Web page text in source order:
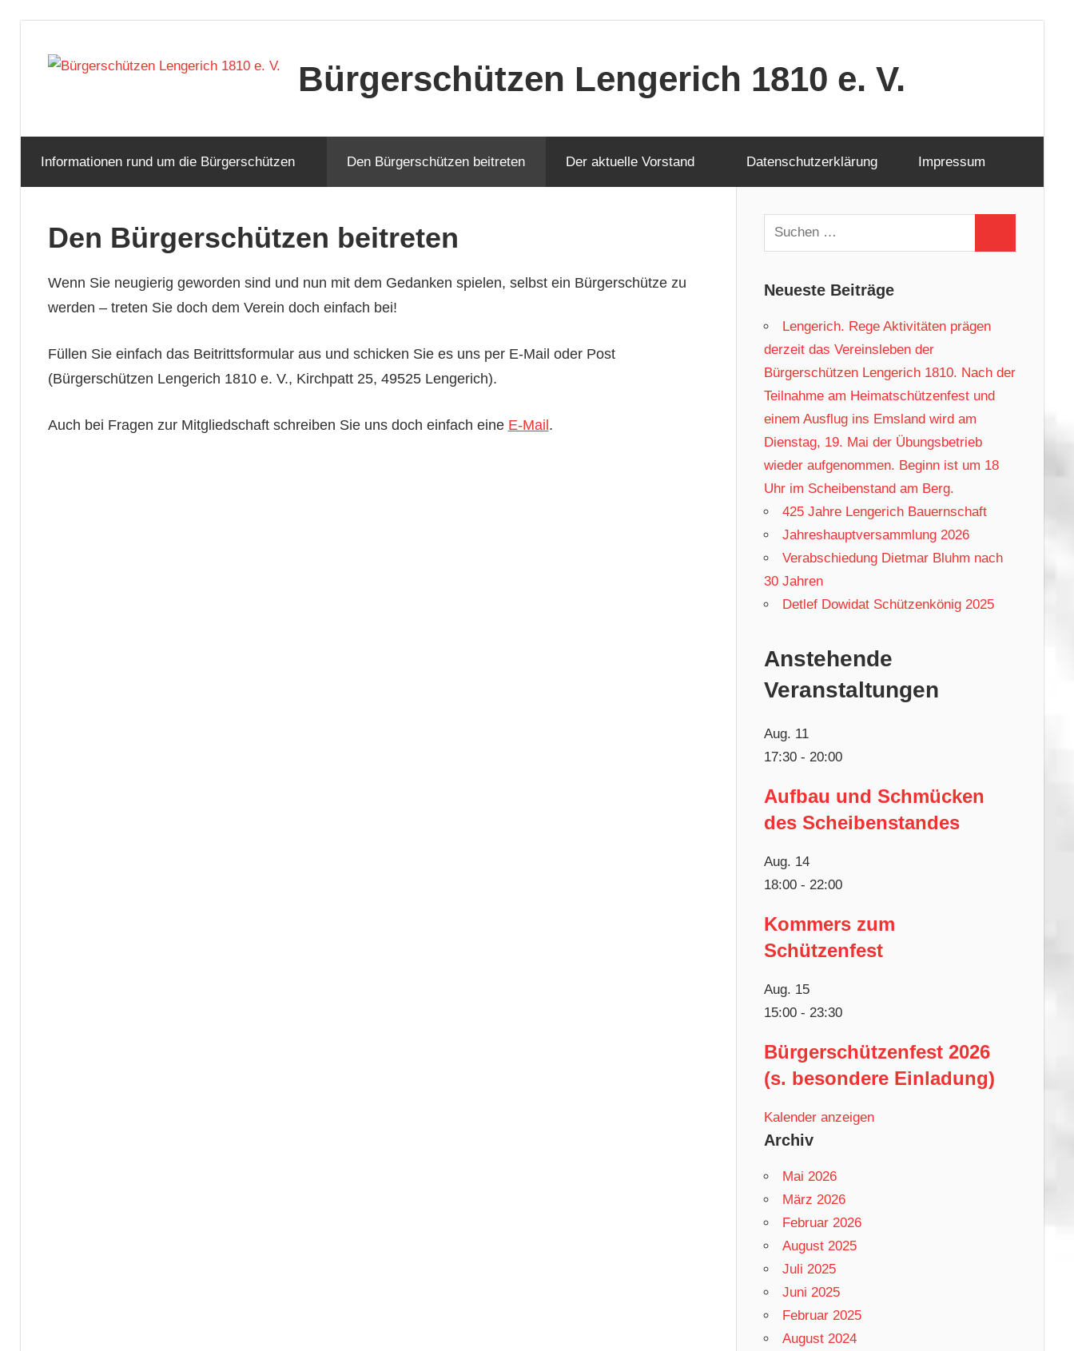
Inhalt
Bürgerschützen Lengerich 1810 e. V.
Informationen rund um die Bürgerschützen Den Bürgerschützen beitreten Der aktuelle Vorstand Datenschutzerklärung Impressum
Den Bürgerschützen beitreten
Wenn Sie neugierig geworden sind und nun mit dem Gedanken spielen, selbst ein Bürgerschütze zu
werden – treten Sie doch dem Verein doch einfach bei!
Füllen Sie einfach das Beitrittsformular aus und schicken Sie es uns per E-Mail oder Post
(Bürgerschützen Lengerich 1810 e. V., Kirchpatt 25, 49525 Lengerich).
Auch bei Fragen zur Mitgliedschaft schreiben Sie uns doch einfach eine E-Mail .
Suchen
nach:
Neueste Beiträge
Lengerich. Rege Aktivitäten prägen
derzeit das Vereinsleben der
Bürgerschützen Lengerich 1810. Nach der
Teilnahme am Heimatschützenfest und
einem Ausflug ins Emsland wird am
Dienstag, 19. Mai der Übungsbetrieb
wieder aufgenommen. Beginn ist um 18
Uhr im Scheibenstand am Berg.
425 Jahre Lengerich Bauernschaft
Jahreshauptversammlung 2026
Verabschiedung Dietmar Bluhm nach
30 Jahren
Detlef Dowidat Schützenkönig 2025
Anstehende
Veranstaltungen
Aug. 11
17:30- 20:00
Aufbau und Schmücken
des Scheibenstandes
Aug. 14
18:00- 22:00
Kommers zum
Schützenfest
Aug. 15
15:00- 23:30
Bürgerschützenfest 2026
(s. besondere Einladung)
Kalender anzeigen
Archiv
Mai 2026
März 2026
Februar 2026
August 2025
Juli 2025
Juni 2025
Februar 2025
August 2024